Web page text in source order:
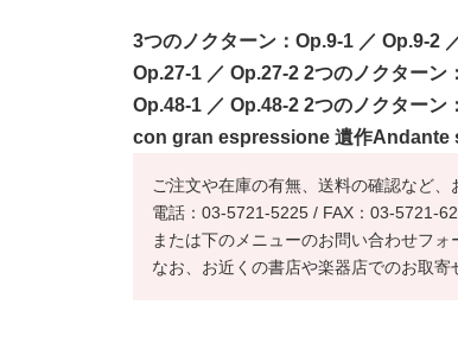
3つのノクターン：Op.9-1 ／ Op.9-2
Op.27-1 ／ Op.27-2 2つのノクター
Op.48-1 ／ Op.48-2 2つのノクターン
con gran espressione 遺作Andante
ご注文や在庫の有無、送料の確認など
電話：03-5721-5225 / FAX：03-5721-
または下のメニューのお問い合わせフォ
なお、お近くの書店や楽器店でのお取寄